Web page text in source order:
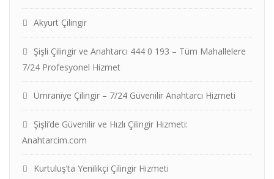
Akyurt Çilingir
Şişli Çilingir ve Anahtarcı 444 0 193 – Tüm Mahallelere
7/24 Profesyonel Hizmet
Ümraniye Çilingir – 7/24 Güvenilir Anahtarcı Hizmeti
Şişli’de Güvenilir ve Hızlı Çilingir Hizmeti:
Anahtarcim.com
Kurtuluş’ta Yenilikçi Çilingir Hizmeti